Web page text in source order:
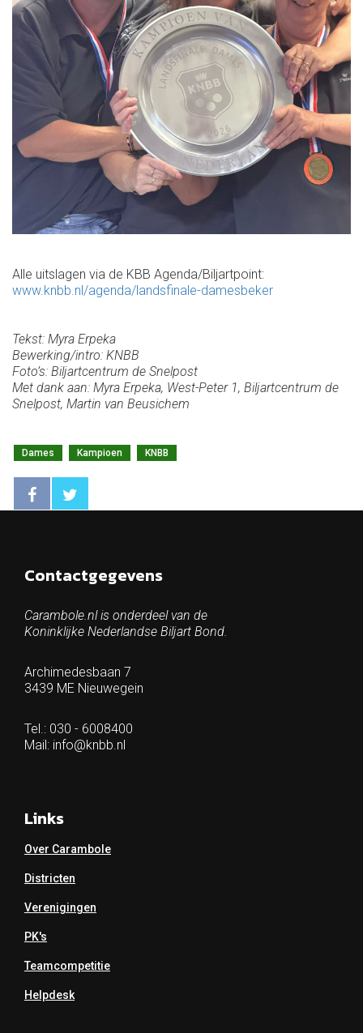
Alle uitslagen via de KBB Agenda/Biljartpoint:
www.knbb.nl/agenda/landsfinale-damesbeker
Tekst: Myra Erpeka
Bewerking/intro: KNBB
Foto’s: Biljartcentrum de Snelpost
Met dank aan: Myra Erpeka, West-Peter 1, Biljartcentrum de
Snelpost, Martin van Beusichem
Dames Kampioen KNBB
Contactgegevens
Carambole.nl is onderdeel van de
Koninklijke Nederlandse Biljart Bond.
Archimedesbaan 7
3439 ME Nieuwegein
Tel.: 030 - 6008400
Mail: info@knbb.nl
Links
Over Carambole
Districten
Verenigingen
PK's
Teamcompetitie
Helpdesk